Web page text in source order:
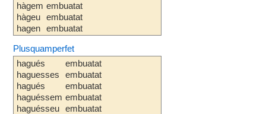
hàgem
hàgeu
hagen
embuatat
embuatat
embuatat
Plusquamperfet
hagués
haguesses
hagués
haguéssem
haguésseu
embuatat
embuatat
embuatat
embuatat
embuatat